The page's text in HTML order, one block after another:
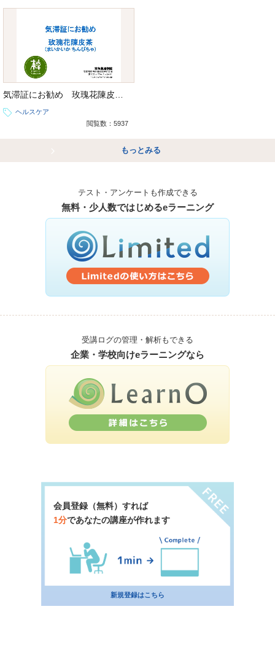
気滞証にお勧め 玫瑰花陳皮茶（まいかいか ちんぴちゃ）
ヘルスケア
閲覧数：5937
もっとみる
テスト・アンケートも作成できる
無料・少人数ではじめるeラーニング
受講ログの管理・解析もできる
企業・学校向けeラーニングなら
会員登録（無料）すれば
1分であなたの講座が作れます
新規登録はこちら